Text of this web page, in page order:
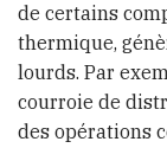
de certains
thermique,
lourds. Par
courroie de
des opérations